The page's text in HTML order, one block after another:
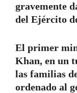
gravemente
del Ejército
El primer
Khan, en un
las familias
ordenado al